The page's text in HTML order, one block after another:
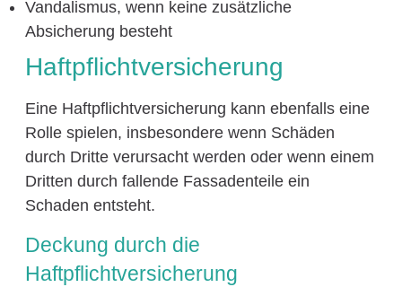
Vandalismus, wenn keine zusätzliche
Absicherung besteht
Haftpflichtversicherung
Eine Haftpflichtversicherung kann ebenfalls eine
Rolle spielen, insbesondere wenn Schäden
durch Dritte verursacht werden oder wenn einem
Dritten durch fallende Fassadenteile ein
Schaden entsteht.
Deckung durch die
Haftpflichtversicherung